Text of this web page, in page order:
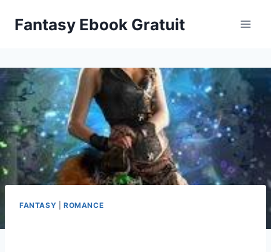
Fantasy Ebook Gratuit
FANTASY ROMANCE